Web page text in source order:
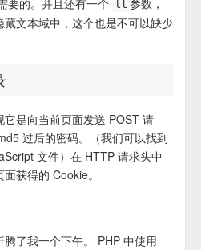
要的。并且还有一个 lt 参数，
文本域中，这个也是不可以缺少
是向当前页面发送 POST 请
过后的密码。（我们可以找到
文件）在 HTTP 请求头中
获得的 Cookie。
了我一个下午。 PHP 中使用